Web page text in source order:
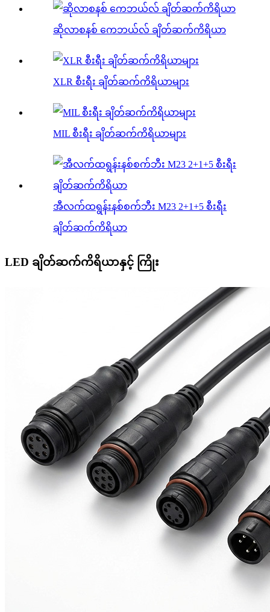
ဆိုလာစနစ် ကေဘယ်လ် ချိတ်ဆက်ကိရိယာ
XLR စီးရီး ချိတ်ဆက်ကိရိယာများ
MIL စီးရီး ချိတ်ဆက်ကိရိယာများ
အီလက်ထရွန်းနစ်စက်ဘီး M23 2+1+5 စီးရီး
ချိတ်ဆက်ကိရိယာ
LED ချိတ်ဆက်ကိရိယာနှင့် ကြိုး